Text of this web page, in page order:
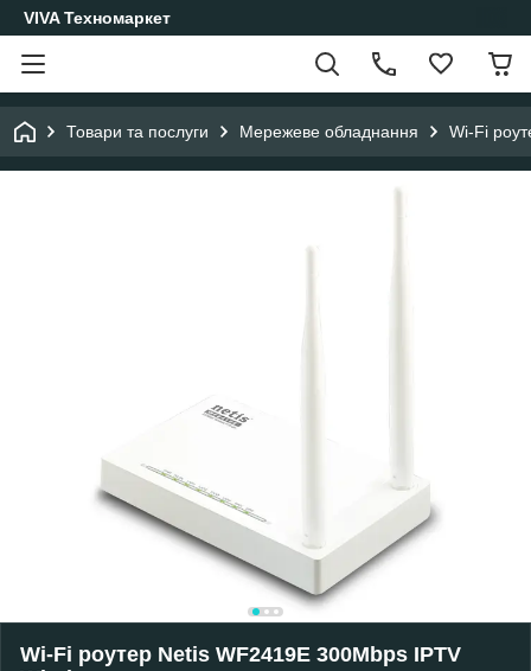
VIVA Техномаркет
Товари та послуги Мережеве обладнання Wi-Fi
Wi-Fi роутер Netis WF2419E 300Mbps IPTV